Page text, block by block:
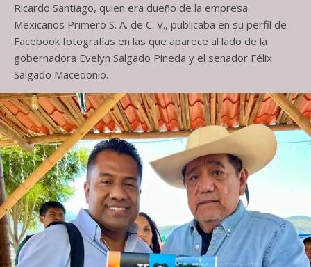
Ricardo Santiago, quien era dueño de la empresa
Mexicanos Primero S. A. de C. V., publicaba en su perfil de
Facebook fotografías en las que aparece al lado de la
gobernadora Evelyn Salgado Pineda y el senador Félix
Salgado Macedonio.